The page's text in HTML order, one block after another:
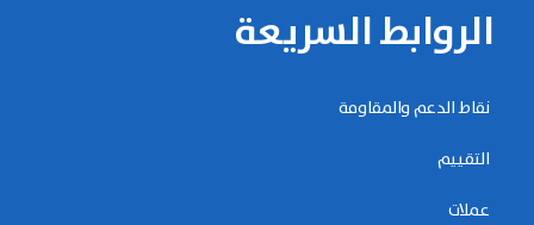
الروابط السريعة
نقاط الدعم والمقاومة
التقييم
عملات